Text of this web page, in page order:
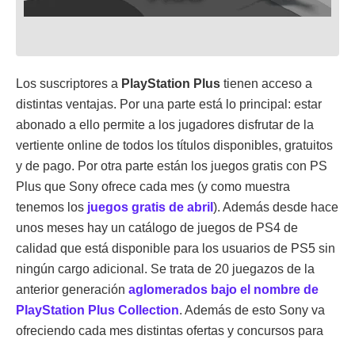
Los suscriptores a PlayStation Plus tienen acceso a
distintas ventajas. Por una parte está lo principal: estar
abonado a ello permite a los jugadores disfrutar de la
vertiente online de todos los títulos disponibles, gratuitos
y de pago. Por otra parte están los juegos gratis con PS
Plus que Sony ofrece cada mes (y como muestra
tenemos los juegos gratis de abril ). Además desde hace
unos meses hay un catálogo de juegos de PS4 de
calidad que está disponible para los usuarios de PS5 sin
ningún cargo adicional. Se trata de 20 juegazos de la
anterior generación aglomerados bajo el nombre de
PlayStation Plus Collection. Además de esto Sony va
ofreciendo cada mes distintas ofertas y concursos para